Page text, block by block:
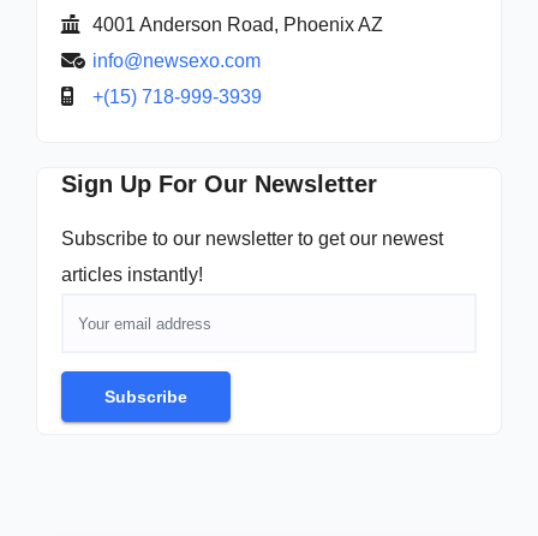
4001 Anderson Road, Phoenix AZ
info@newsexo.com
+(15) 718-999-3939
Sign Up For Our Newsletter
Subscribe to our newsletter to get our newest
articles instantly!
Subscribe